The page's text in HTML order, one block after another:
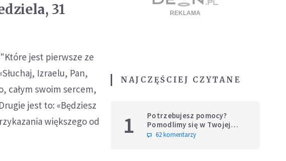
31
jest pierwsze ze
Izraelu, Pan,
całym swoim sercem,
jest to: «Będziesz
większego od
NAJCZĘŚCIEJ CZYTANE
1
Potrzebujesz pomocy?
Pomodlimy się w Twojej
intencji
62 komentarzy